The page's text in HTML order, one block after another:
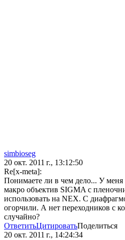
simbioseg
20 окт. 2011 г., 13:12:50
Re[x-meta]:
Понимаете ли в чем дело... У меня
макро объектив SIGMA с
использовать на NEX. C
огорчили. А нет переходников с
случайно?
ОтветитьЦитироватьПоделиться
20 окт. 2011 г., 14:24:34